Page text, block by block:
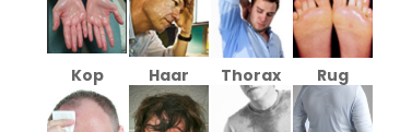
Kop Haar Thorax Rug